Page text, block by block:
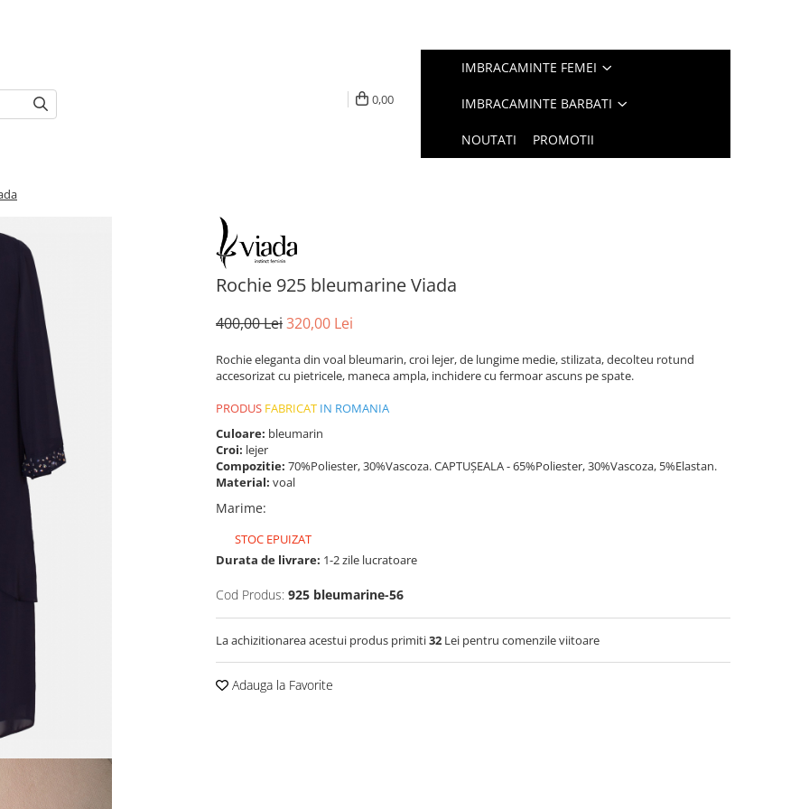
0,00
IMBRACAMINTE FEMEI
IMBRACAMINTE BARBATI
NOUTATI PROMOTII
Rochie 925 bleumarine Viada
400,00 Lei320,00 Lei
Rochie eleganta din voal bleumarin, croi lejer, de lungime medie, stilizata, decolteu rotund
accesorizat cu pietricele, maneca ampla, inchidere cu fermoar ascuns pe spate.
PRODUS FABRICAT IN ROMANIA
Culoare: bleumarin
Croi: lejer
Compozitie: 70%Poliester, 30%Vascoza. CAPTUȘEALA - 65%Poliester, 30%Vascoza, 5%Elastan.
Material: voal
Marime:
STOC EPUIZAT
Durata de livrare: 1-2 zile lucratoare
Cod Produs: 925 bleumarine-56
La achizitionarea acestui produs primiti32 Lei pentru comenzile viitoare
Adauga la Favorite